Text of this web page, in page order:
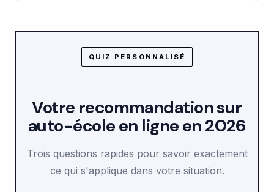
QUIZ PERSONNALISÉ
Votre recommandation sur
auto-école en ligne en 2026
Trois questions rapides pour savoir exactement
ce qui s'applique dans votre situation.